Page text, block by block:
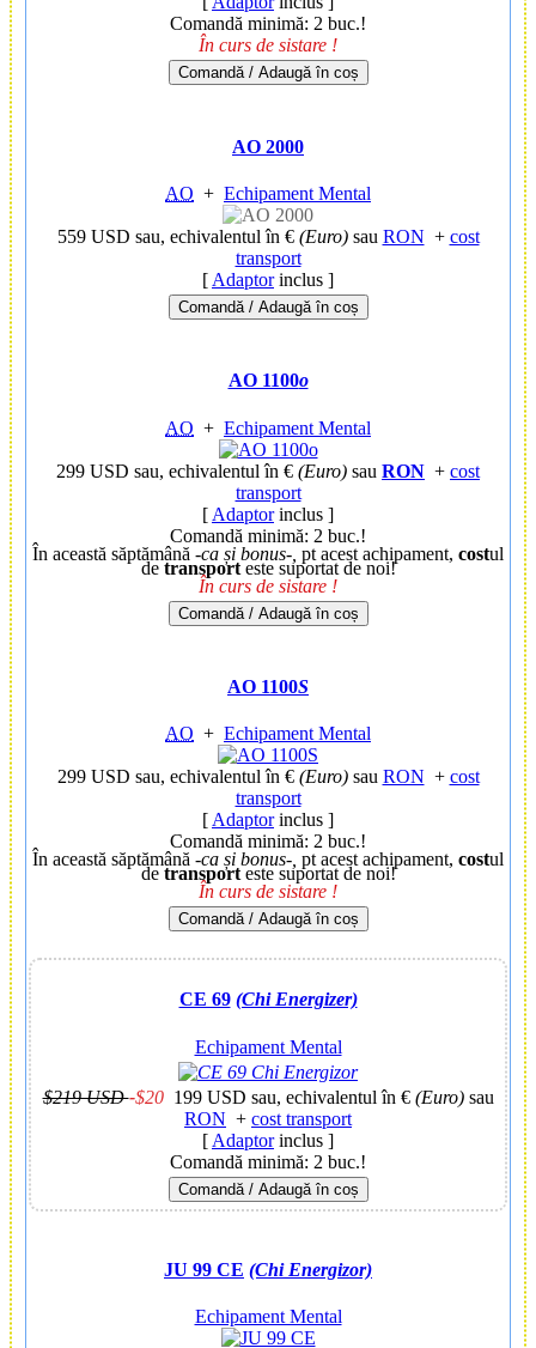
Comandă minimă: 2 buc.!
În curs de sistare !
Comandă / Adaugă în coș
AO 2000
AO + Echipament Mental
559 USD sau, echivalentul în € (Euro)sau RON + cost
transport
[ Adaptorinclus ]
Comandă / Adaugă în coș
AO 1100o
AO + Echipament Mental
299 USD sau, echivalentul în € (Euro) sau RON + cost
transport
[ Adaptorinclus ]
Comandă minimă: 2 buc.!
În această săptămână -ca și bonus-, pt acest achipament, costul
de transporteste suportat de noi!
În curs de sistare !
Comandă / Adaugă în coș
AO 1100S
AO + Echipament Mental
299 USD sau, echivalentul în € (Euro)sau RON + cost
transport
[ Adaptorinclus ]
Comandă minimă: 2 buc.!
În această săptămână -ca și bonus-, pt acest achipament, costul
de transporteste suportat de noi!
În curs de sistare !
Comandă / Adaugă în coș
CE 69 (Chi Energizer)
Echipament Mental
$219 USD-$20199 USD sau, echivalentul în € (Euro)sau
RON + cost transport
[ Adaptorinclus ]
Comandă minimă: 2 buc.!
Comandă / Adaugă în coș
JU 99 CE (Chi Energizor)
Echipament Mental